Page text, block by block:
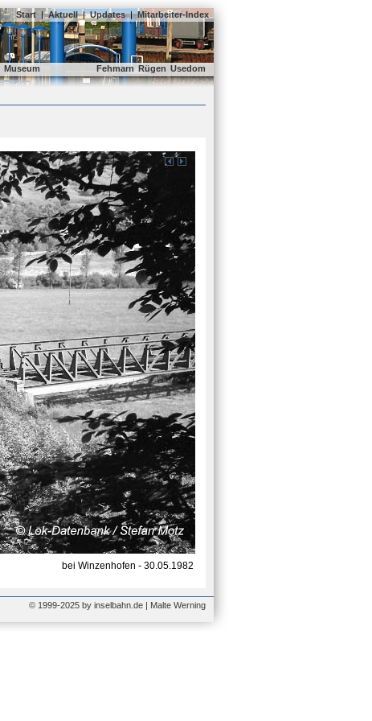
Start | Aktuell | Updates | Mitarbeiter-Index
Museum Fehmarn Rügen Usedom
bei Winzenhofen - 30.05.1982
© 1999-2025 by inselbahn.de | Malte Werning